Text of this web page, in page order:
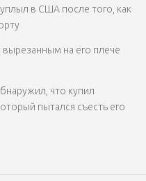
в США после того, как
на его плече
что купил
пытался съесть его